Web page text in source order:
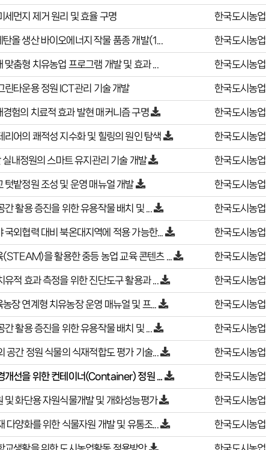
세먼지 제거 원리 및 효율 구명 한국도시농
올 생산 바이오에너지 작물 품종 개발(1... 한국도시농
맞춤형 치유농업 프로그램 개발 및 효과 ... 한국도시농
린타운용 정원 ICT관리 기술 개발 한국도시농
경험의 치료적 효과 발현 매커니즘 구명 한국도시농
리어의 쾌적성 지수화 및 힐링의 원인 탐색 한국도시농
실내정원의 스마트 유지관리 기술 개발 한국도시농
텃밭정원 조성 및 운영 매뉴얼 개발 한국도시농
간 활용 증진을 위한 유용작물 배치 및 ... 한국도시농
국외협력 대비 북온대지역에 적용 가능한... 한국도시농
(STEAM)을 활용한 중등 농업 교육 콘텐츠 ... 한국도시농
유적 효과 측정을 위한 진단도구 활용과 ... 한국도시농
장 연계형 치유농장 운영 매뉴얼 및 프... 한국도시농
간 활용 증진을 위한 유용작물 배치 및 ... 한국도시농
공간 정원 식물의 식재적합도 평가 기술... 한국도시농
개선을 위한 컨테이너(Container) 정원 ... 한국도시농
및 화단용 자원식물개발 및 개화성능평가 한국도시농
다양화를 위한 식물자원 개발 및 유통조... 한국도시농